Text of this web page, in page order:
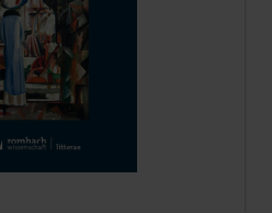
richtet sich nach der